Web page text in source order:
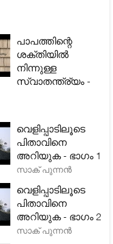
പാപത്തിന്റെ
ശക്തിയിൽ
നിന്നുള്ള
സ്വാതന്ത്ര്യം -
വെളിപ്പാടിലൂടെ
പിതാവിനെ
അറിയുക - ഭാഗം 1
സാക് പുന്നൻ
വെളിപ്പാടിലൂടെ
പിതാവിനെ
അറിയുക - ഭാഗം 2
സാക് പുന്നൻ